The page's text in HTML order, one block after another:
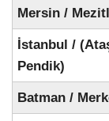
Mersin /
İstanbul /
Pendik)
Batman /